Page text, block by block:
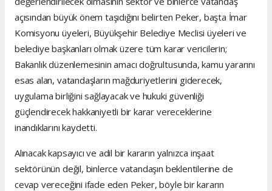
açısından büyük önem taşıdığını belirten Peker, başta İmar
Komisyonu üyeleri, Büyükşehir Belediye Meclisi üyeleri ve
belediye başkanları olmak üzere tüm karar vericilerin;
Bakanlık düzenlemesinin amacı doğrultusunda, kamu yararını
esas alan, vatandaşların mağduriyetlerini giderecek,
uygulama birliğini sağlayacak ve hukuki güvenliği
güçlendirecek hakkaniyetli bir karar vereceklerine
inandıklarını kaydetti.
Alınacak kapsayıcı ve adil bir kararın yalnızca inşaat
sektörünün değil, binlerce vatandaşın beklentilerine de
cevap vereceğini ifade eden Peker, böyle bir kararın